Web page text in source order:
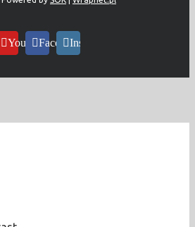
YouTubeFacebookInstagram